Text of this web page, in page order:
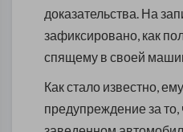
доказательства. На
зафиксировано, как
спящему в своей
Как стало известно,
предупреждение за то,